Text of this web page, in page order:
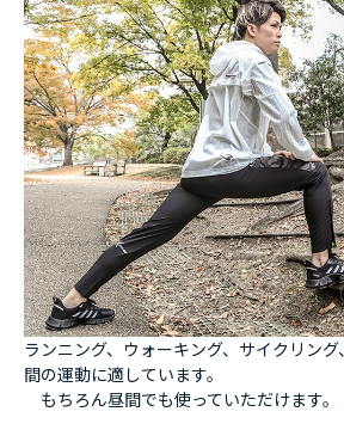
ランニング、ウォーキング、サイクリン
間の運動に適しています。
もちろん昼間でも使っていただけます。